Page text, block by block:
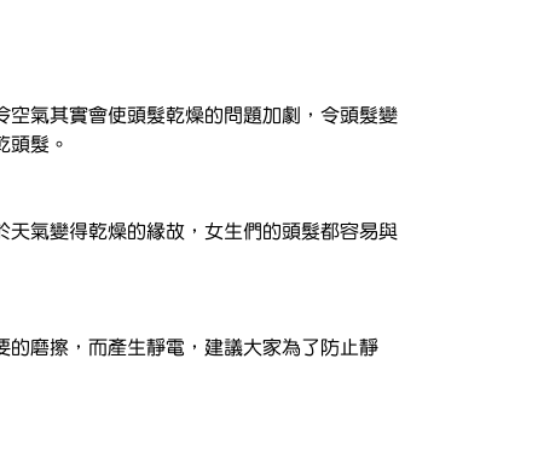
氣其實會使頭髮乾燥的問題加劇，令頭髮變
頭髮。
氣變得乾燥的緣故，女生們的頭髮都容易與
磨擦，而產生靜電，建議大家為了防止靜